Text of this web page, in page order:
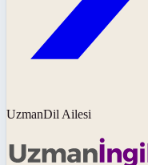
UzmanDil Ailesi